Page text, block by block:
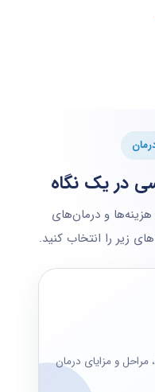
در یک نگاه
و درمان‌های
زیر را انتخاب کنید.
و مزایای درمان